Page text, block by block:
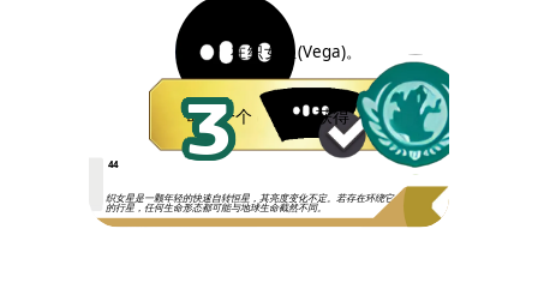
在织女星(Vega)。
每有一个 获得
3
44
织女星是一颗年轻的快速自转恒星，其亮度变化不定。若存在环绕它
的行星，任何生命形态都可能与地球生命截然不同。